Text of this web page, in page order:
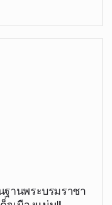
ฐานพระบรมราชา